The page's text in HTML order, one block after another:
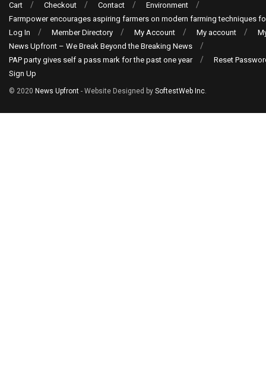
Cart Checkout Contact
Environment
Farmpower encourages aspiring farmers on modern farming techniques
Log In
Member Directory My Account My account
News Upfront – We Break Beyond the Breaking News
PAP party gives self a pass mark for the past one year
Reset
Sign Up
© 2020 News Upfront - Website Designed by SoftestWeb Inc.